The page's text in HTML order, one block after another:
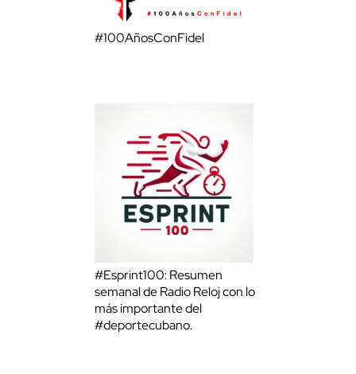
#100AñosConFidel
#Esprint100: Resumen
semanal de Radio Reloj con lo
más importante del
#deportecubano.